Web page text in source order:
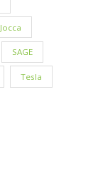
Jocca
SAGE
Tesla